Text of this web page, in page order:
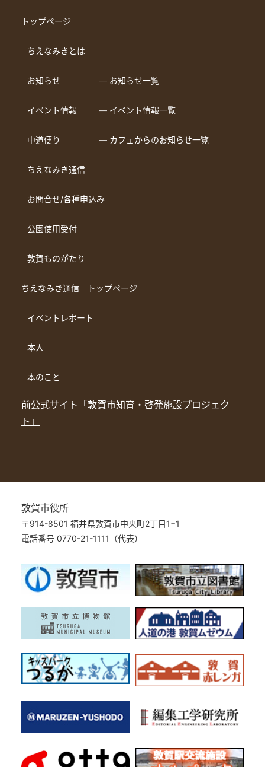
トップページ
ちえなみきとは
お知らせ ― お知らせ一覧
イベント情報 ― イベント情報一覧
中道便り ― カフェからのお知らせ一覧
ちえなみき通信
お問合せ/各種申込み
公園使用受付
敦賀ものがたり
ちえなみき通信 トップページ
イベントレポート
本人
本のこと
前公式サイト 「敦賀市知育・啓発施設プロジェク
ト」
敦賀市役所
〒914-8501 福井県敦賀市中央町2丁目1−1
電話番号 0770-21-1111（代表）